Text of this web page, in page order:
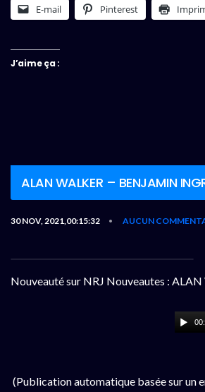
E-mail Pinterest
J’aime ça :
ALAN WALKER – BENJAMIN
30 NOV, 2021,00:15:32 • AUCUN
Nouveauté sur NRJ Nouveautes :
(Publication automatique basée sur un